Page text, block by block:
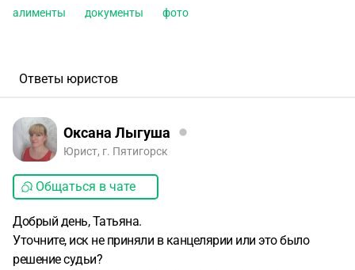
алименты документы фото
Ответы юристов
Оксана Лыгуша
Юрист, г. Пятигорск
Общаться в чате
Добрый день, Татьяна.
Уточните, иск не приняли в канцелярии или это было
решение судьи?